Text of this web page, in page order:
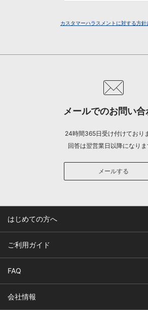
カスタマーハラスメントに対する方針
メールでのお問い合
24時間365日受け付けており
回答は翌営業日以降になりま
メールする
はじめての方へ
ご利用ガイド
FAQ
会社情報